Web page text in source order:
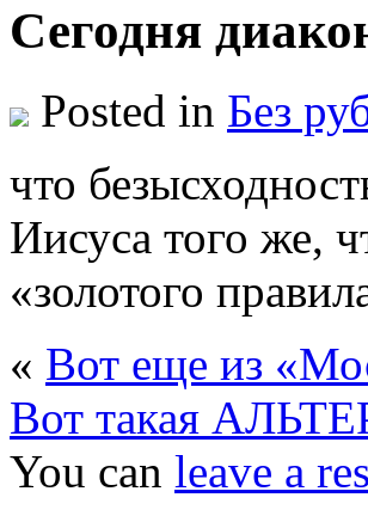
Сегодня
Posted in Без
что
Иисуса того же,
«золотого
« Вот еще из
Вот такая
You can leave a